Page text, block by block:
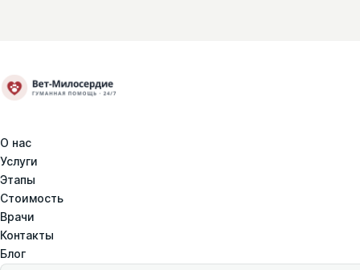
О нас
Услуги
Этапы
Стоимость
Врачи
Контакты
Блог